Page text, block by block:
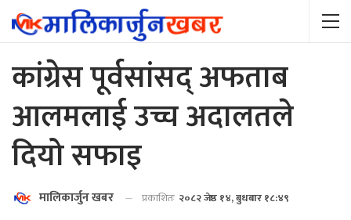
कांग्रेस पूर्वसांसद् अफताब
आलमलाई उच्च अदालतले
दियो सफाइ
मालिकार्जुन खबर प्रकाशितः २०८२ जेष्ठ १४, बुधबार १८:४९